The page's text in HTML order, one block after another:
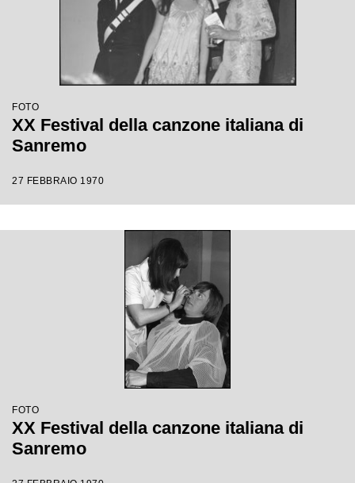
FOTO
XX Festival della canzone italiana di
Sanremo
27 FEBBRAIO 1970
FOTO
XX Festival della canzone italiana di
Sanremo